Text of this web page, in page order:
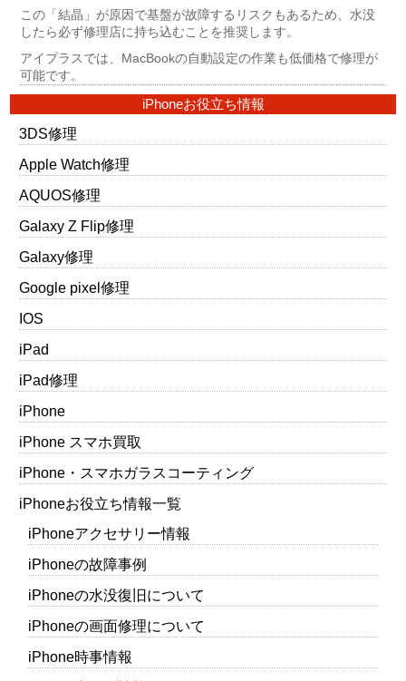
この「結晶」が原因で基盤が故障するリスクもあるため、水没
したら必ず修理店に持ち込むことを推奨します。
アイプラスでは、MacBookの自動設定の作業も低価格で修理が
可能です。
iPhoneお役立ち情報
3DS修理
Apple Watch修理
AQUOS修理
Galaxy Z Flip修理
Galaxy修理
Google pixel修理
IOS
iPad
iPad修理
iPhone
iPhone スマホ買取
iPhone・スマホガラスコーティング
iPhoneお役立ち情報一覧
iPhoneアクセサリー情報
iPhoneの故障事例
iPhoneの水没復旧について
iPhoneの画面修理について
iPhone時事情報